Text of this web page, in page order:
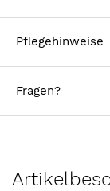
Pflegehinweise
Fragen?